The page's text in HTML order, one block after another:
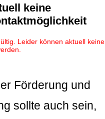
keine
Leider können aktuell keine
Förderung und
sollte auch sein,